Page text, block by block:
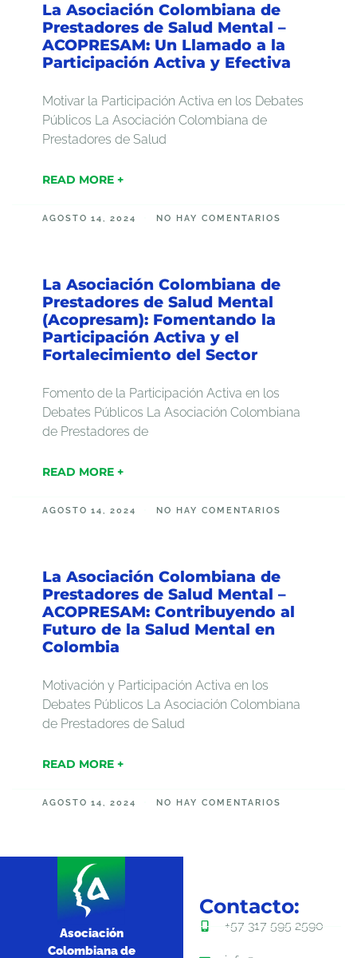
La Asociación Colombiana de
Prestadores de Salud Mental –
ACOPRESAM: Un Llamado a la
Participación Activa y Efectiva
Motivar la Participación Activa en los Debates
Públicos La Asociación Colombiana de
Prestadores de Salud
READ MORE +
AGOSTO 14, 2024 NO HAY COMENTARIOS
La Asociación Colombiana de
Prestadores de Salud Mental
(Acopresam): Fomentando la
Participación Activa y el
Fortalecimiento del Sector
Fomento de la Participación Activa en los
Debates Públicos La Asociación Colombiana
de Prestadores de
READ MORE +
AGOSTO 14, 2024 NO HAY COMENTARIOS
La Asociación Colombiana de
Prestadores de Salud Mental –
ACOPRESAM: Contribuyendo al
Futuro de la Salud Mental en
Colombia
Motivación y Participación Activa en los
Debates Públicos La Asociación Colombiana
de Prestadores de Salud
READ MORE +
AGOSTO 14, 2024 NO HAY COMENTARIOS
Asociación
Colombiana de
Contacto:
+57 317 595 2590